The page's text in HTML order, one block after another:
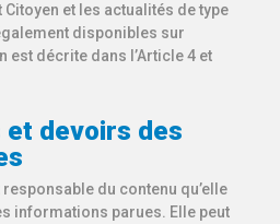
et les actualités de type
disponibles sur
est décrite dans l’Article 4 et
devoirs des
du contenu qu’elle
informations parues. Elle peut